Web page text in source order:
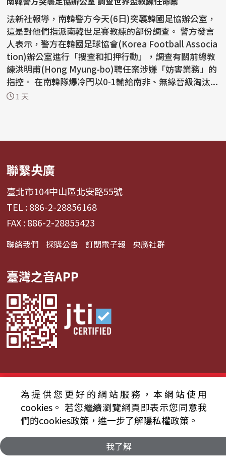
法新社報導，南韓警方今天(6日)突襲韓國足協辦公室，
這是對他們指派南韓世足賽教練的部份調查。 警方發言
人表示，警方在韓國足球協會(Korea Football Associa
tion)辦公室進行「搜查和扣押行動」，調查有關前總教
練洪明甫(Hong Myung-bo)聘任案涉嫌「妨害業務」的
指控。 在南韓隊爆冷門以0-1輸給南非、無緣晉級淘汰...
1 天
聯繫央廣
臺北市104中山區北安路55號
TEL : 886-2-28856168
FAX : 886-2-28855423
聯絡我們 採購公告 訂閱電子報 央廣社群
臺灣之音APP
© 2024財團法人中央廣播電臺 版權所有
資通安全政策聲明
服務條款 隱私權條款
為提供您更好的網站服務，本網站使用
cookies。 若您繼續瀏覽網頁即表示您同意我
們的cookies政策，進一步了解隱私權政策。
我了解